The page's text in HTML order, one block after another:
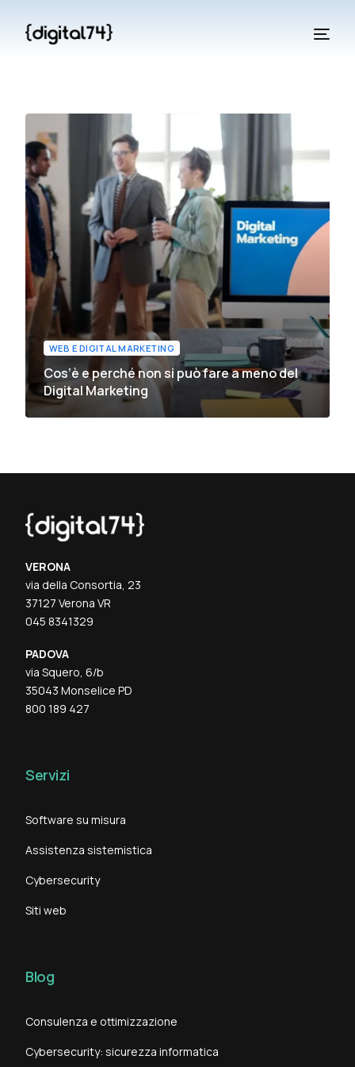
WEB E DIGITAL MARKETING
Cos’è e perché non si può fare a meno del
Digital Marketing
VERONA
via della Consortia, 23
37127 Verona VR
045 8341329
PADOVA
via Squero, 6/b
35043 Monselice PD
800 189 427
Servizi
Software su misura
Assistenza sistemistica
Cybersecurity
Siti web
Blog
Consulenza e ottimizzazione
Cybersecurity: sicurezza informatica